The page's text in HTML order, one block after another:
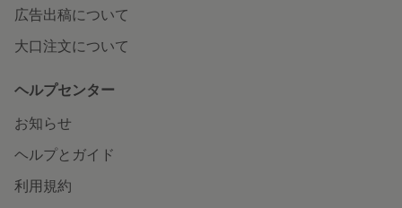
広告出稿について
大口注文について
ヘルプセンター
お知らせ
ヘルプとガイド
利用規約